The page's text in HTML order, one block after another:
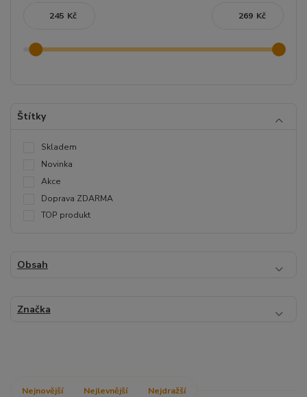
Kč Kč
Štítky
Skladem
Novinka
Akce
Doprava ZDARMA
TOP produkt
Obsah
Značka
Nejnovější Nejlevnější Nejdražší